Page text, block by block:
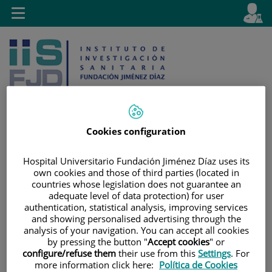
Jump to content
selector
Active
en
Toggle
navigation
Cookies configuration
Hospital Universitario Fundación Jiménez Díaz uses its
own cookies and those of third parties (located in
countries whose legislation does not guarantee an
adequate level of data protection) for user
authentication, statistical analysis, improving services
and showing personalised advertising through the
analysis of your navigation. You can accept all cookies
by pressing the button "Accept cookies" or
configure/refuse them their use from this Settings. For
more information click here: Política de Cookies